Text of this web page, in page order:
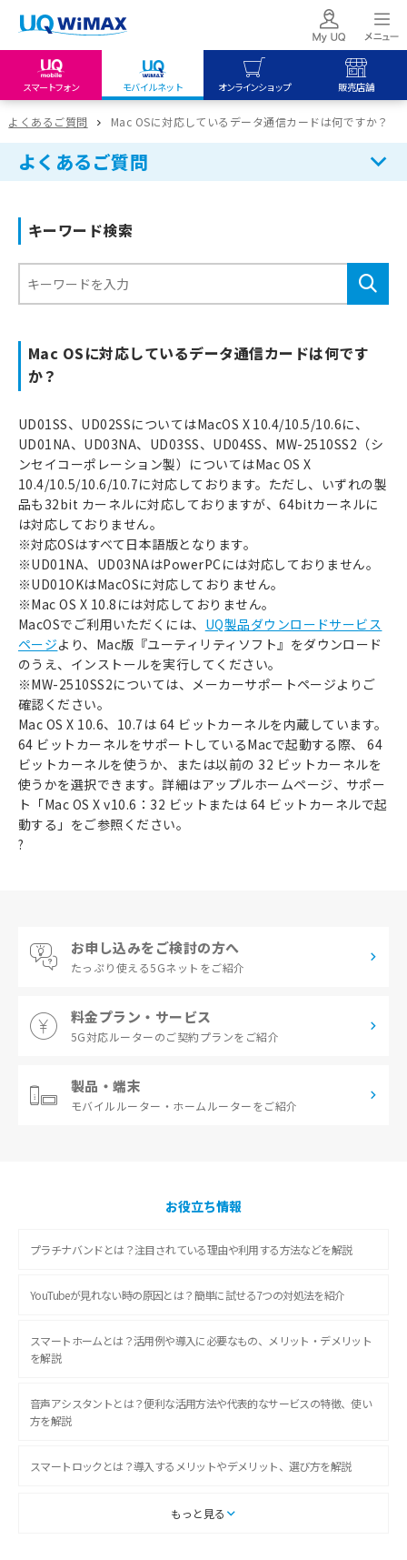
スマートフォン モバイルネット オンラインショップ 販売店舗
my UQ WiMAX
UQ WiMAX ご契約の方
My UQ mobile
UQ mobile
UQ mobile
オンラインショップ
UQ WiMAX
UQ mobile
販売店舗
UQ WiMAX
よくあるご質問 Mac OSに対応しているデータ通信カードは何ですか？
よくあるご質問
キーワード検索
Mac OSに対応しているデータ通信カードは何です
か？
UD01SS、UD02SSについてはMacOS X 10.4/10.5/10.6に、
UD01NA、UD03NA、UD03SS、UD04SS、MW-2510SS2（シ
ンセイコーポレーション製）についてはMac OS X
10.4/10.5/10.6/10.7に対応しております。ただし、いずれの製
品も32bit カーネルに対応しておりますが、64bitカーネルに
は対応しておりません。
※対応OSはすべて日本語版となります。
※UD01NA、UD03NAはPowerPCには対応しておりません。
※UD01OKはMacOSに対応しておりません。
※Mac OS X 10.8には対応しておりません。
MacOSでご利用いただくには、 UQ製品ダウンロードサービス
ページより、Mac版『ユーティリティソフト』をダウンロード
のうえ、インストールを実行してください。
※MW-2510SS2については、メーカーサポートページよりご
確認ください。
Mac OS X 10.6、10.7は 64 ビットカーネルを内蔵しています。
64 ビットカーネルをサポートしているMacで起動する際、 64
ビットカーネルを使うか、または以前の 32 ビットカーネルを
使うかを選択できます。詳細はアップルホームページ、サポー
ト「Mac OS X v10.6：32 ビットまたは 64 ビットカーネルで起
動する」をご参照ください。
?
お申し込みをご検討の方へ
たっぷり使える5Gネットをご紹介
料金プラン・サービス
5G対応ルーターのご契約プランをご紹介
製品・端末
モバイルルーター・ ホームルーターをご紹介
お役立ち情報
プラチナバンドとは？注目されている理由や利用する方法などを解説
YouTubeが見れない時の原因とは？簡単に試せる7つの対処法を紹介
スマートホームとは？活用例や導入に必要なもの、メリット・デメリット
を解説
音声アシスタントとは？便利な活用方法や代表的なサービスの特徴、使い
方を解説
スマートロックとは？導入するメリットやデメリット、選び方を解説
スマートテレビとは？特徴や選び方、使い方をわかりやすく解説
もっと見る